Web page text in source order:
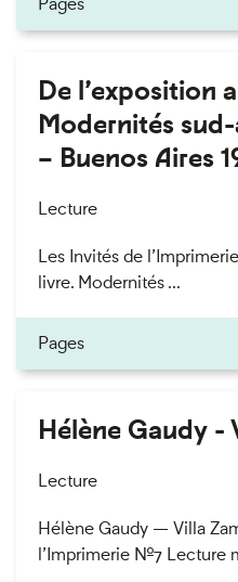
De l’exposition
Modernités
– Buenos Aires
Lecture
Les Invités de
livre. Modernités ...
Pages
Hélène Gaudy -
Lecture
Hélène Gaudy — Villa
l’Imprimerie n°7 Lecture